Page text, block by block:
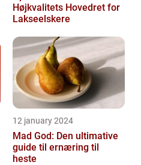
Højkvalitets Hovedret for
Lakseelskere
12 january 2024
Mad God: Den ultimative
guide til ernæring til
heste